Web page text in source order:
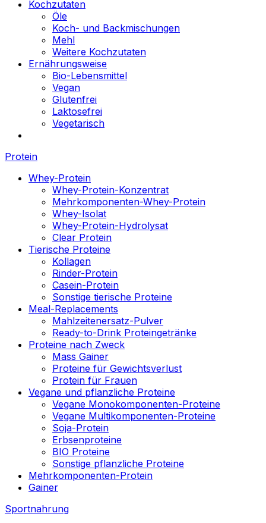
Kochzutaten
Öle
Koch- und Backmischungen
Mehl
Weitere Kochzutaten
Ernährungsweise
Bio-Lebensmittel
Vegan
Glutenfrei
Laktosefrei
Vegetarisch
Protein
Whey-Protein
Whey-Protein-Konzentrat
Mehrkomponenten-Whey-Protein
Whey-Isolat
Whey-Protein-Hydrolysat
Clear Protein
Tierische Proteine
Kollagen
Rinder-Protein
Casein-Protein
Sonstige tierische Proteine
Meal-Replacements
Mahlzeitenersatz-Pulver
Ready-to-Drink Proteingetränke
Proteine nach Zweck
Mass Gainer
Proteine für Gewichtsverlust
Protein für Frauen
Vegane und pflanzliche Proteine
Vegane Monokomponenten-Proteine
Vegane Multikomponenten-Proteine
Soja-Protein
Erbsenproteine
BIO Proteine
Sonstige pflanzliche Proteine
Mehrkomponenten-Protein
Gainer
Sportnahrung